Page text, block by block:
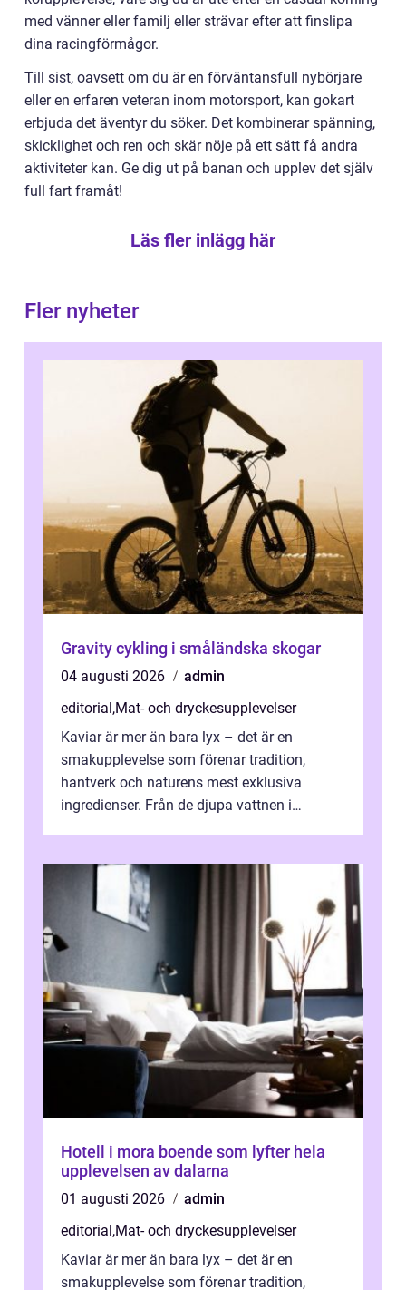
med vänner eller familj eller strävar efter att finslipa
dina racingförmågor.
Till sist, oavsett om du är en förväntansfull nybörjare
eller en erfaren veteran inom motorsport, kan gokart
erbjuda det äventyr du söker. Det kombinerar spänning,
skicklighet och ren och skär nöje på ett sätt få andra
aktiviteter kan. Ge dig ut på banan och upplev det själv
full fart framåt!
Läs fler inlägg här
Fler nyheter
Gravity cykling i småländska skogar
04 augusti 2026
admin
editorial ,Mat- och dryckesupplevelser
Kaviar är mer än bara lyx – det är en
smakupplevelse som förenar tradition,
hantverk och naturens mest exklusiva
ingredienser. Från de djupa vattnen i
Hotell i mora boende som lyfter hela
upplevelsen av dalarna
01 augusti 2026
admin
editorial ,Mat- och dryckesupplevelser
Kaviar är mer än bara lyx – det är en
smakupplevelse som förenar tradition,